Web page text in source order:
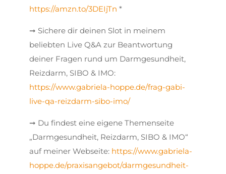
https://amzn.to/3DEIjTn*
➞ Sichere dir deinen Slot in meinem
beliebten Live Q&A zur Beantwortung
deiner Fragen rund um Darmgesundheit,
Reizdarm, SIBO & IMO:
https://www.gabriela-hoppe.de/frag-gabi-
live-qa-reizdarm-sibo-imo/
➞ Du findest eine eigene Themenseite
„Darmgesundheit, Reizdarm, SIBO & IMO“
auf meiner Webseite: https://www.gabriela-
hoppe.de/praxisangebot/darmgesundheit-